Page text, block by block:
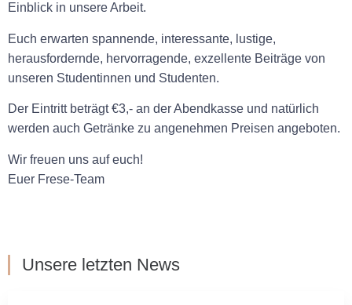
Einblick in unsere Arbeit.
Euch erwarten spannende, interessante, lustige,
herausfordernde, hervorragende, exzellente Beiträge von
unseren Studentinnen und Studenten.
Der Eintritt beträgt €3,- an der Abendkasse und natürlich
werden auch Getränke zu angenehmen Preisen angeboten.
Wir freuen uns auf euch!
Euer Frese-Team
Unsere letzten News